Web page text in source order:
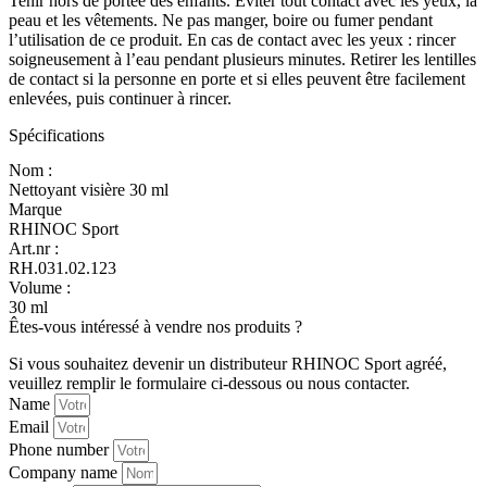
peau et les vêtements. Ne pas manger, boire ou fumer pendant
l’utilisation de ce produit. En cas de contact avec les yeux : rincer
soigneusement à l’eau pendant plusieurs minutes. Retirer les lentilles
de contact si la personne en porte et si elles peuvent être facilement
enlevées, puis continuer à rincer.
Spécifications
Nom :
Nettoyant visière 30 ml
Marque
RHINOC Sport
Art.nr :
RH.031.02.123
Volume :
30 ml
Êtes-vous intéressé à vendre nos produits ?
Si vous souhaitez devenir un distributeur RHINOC Sport agréé,
veuillez remplir le formulaire ci-dessous ou nous contacter.
Name
Email
Phone number
Company name